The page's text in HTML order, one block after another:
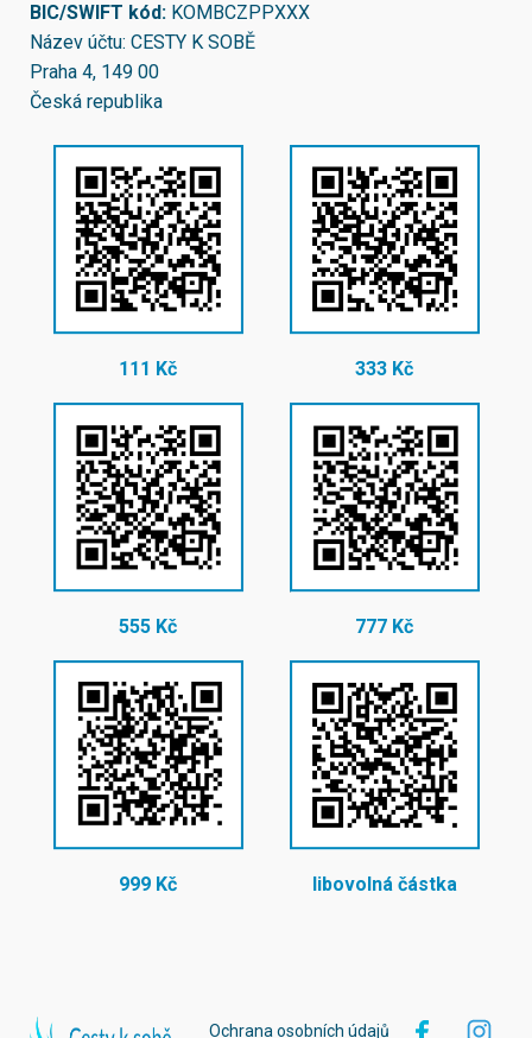
BIC/SWIFT kód: KOMBCZPPXXX
Název účtu: CESTY K SOBĚ
Praha 4, 149 00
Česká republika
111 Kč 333 Kč
555 Kč 777 Kč
999 Kč libovolná částka
Ochrana osobních údajů